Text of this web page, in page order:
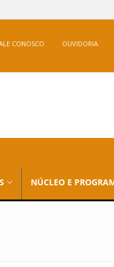
CONOSCO OUVIDORIA
NÚCLEO E